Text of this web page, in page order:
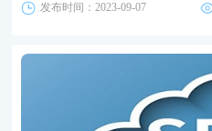
发布时间：2023-09-07